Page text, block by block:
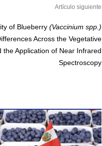
Artículo siguiente
of Blueberry (Vaccinium spp.)
Across the Vegetative
the Application of Near Infrared
Spectroscopy